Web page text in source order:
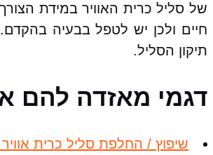
של סליל כרית האוויר במידת
חיים ולכן יש לטפל בבעיה
תיקון הסליל.
דגמי מאזדה להם
שיפוץ / החלפת סליל כרית אוויר